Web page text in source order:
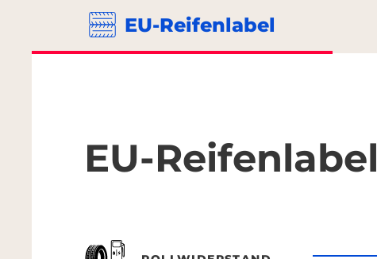
EU-Reifenlabel
EU-Reifenlabel